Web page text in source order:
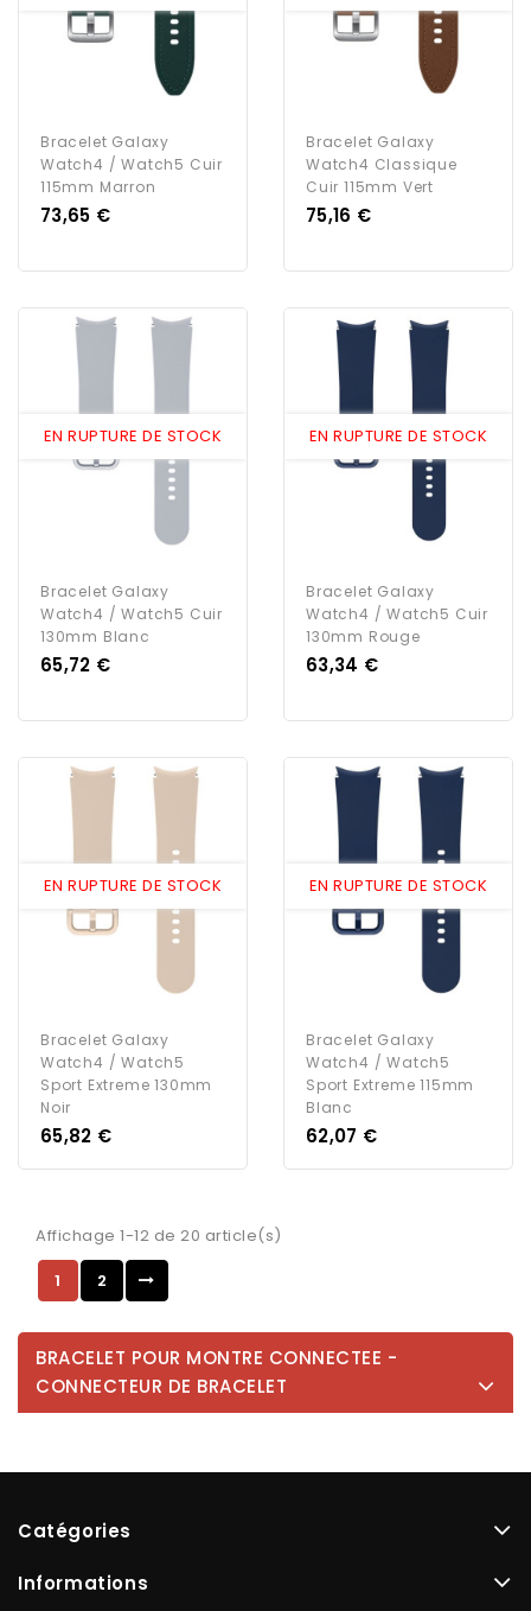
Bracelet Galaxy
Watch4 / Watch5 Cuir
115mm Marron
Prix
73,65 €
Bracelet Galaxy
Watch4 Classique
Cuir 115mm Vert
Prix
75,16 €
EN RUPTURE DE STOCK
Bracelet Galaxy
Watch4 / Watch5 Cuir
130mm Blanc
Prix
65,72 €
EN RUPTURE DE STOCK
Bracelet Galaxy
Watch4 / Watch5 Cuir
130mm Rouge
Prix
63,34 €
EN RUPTURE DE STOCK
Bracelet Galaxy
Watch4 / Watch5
Sport Extreme 130mm
Noir
Prix
65,82 €
EN RUPTURE DE STOCK
Bracelet Galaxy
Watch4 / Watch5
Sport Extreme 115mm
Blanc
Prix
62,07 €
Affichage 1-12 de 20 article(s)
1
2
BRACELET POUR MONTRE CONNECTEE -
CONNECTEUR DE BRACELET
Catégories
Informations